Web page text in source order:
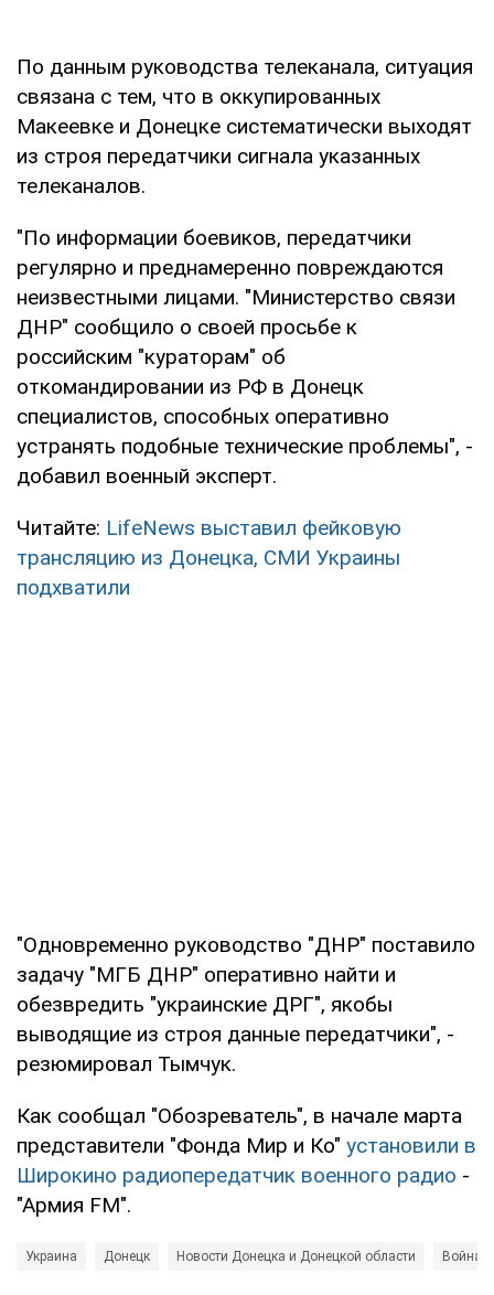
По данным руководства телеканала, ситуация
связана с тем, что в оккупированных
Макеевке и Донецке систематически выходят
из строя передатчики сигнала указанных
телеканалов.
"По информации боевиков, передатчики
регулярно и преднамеренно повреждаются
неизвестными лицами. "Министерство связи
ДНР" сообщило о своей просьбе к
российским "кураторам" об
откомандировании из РФ в Донецк
специалистов, способных оперативно
устранять подобные технические проблемы", -
добавил военный эксперт.
Читайте: LifeNews выставил фейковую
трансляцию из Донецка, СМИ Украины
подхватили
"Одновременно руководство "ДНР" поставило
задачу "МГБ ДНР" оперативно найти и
обезвредить "украинские ДРГ", якобы
выводящие из строя данные передатчики", -
резюмировал Тымчук.
Как сообщал "Обозреватель", в начале марта
представители "Фонда Мир и Ко" установили в
Широкино радиопередатчик военного радио -
"Армия FM".
Украина Донецк Новости Донецка и Донецкой области Война